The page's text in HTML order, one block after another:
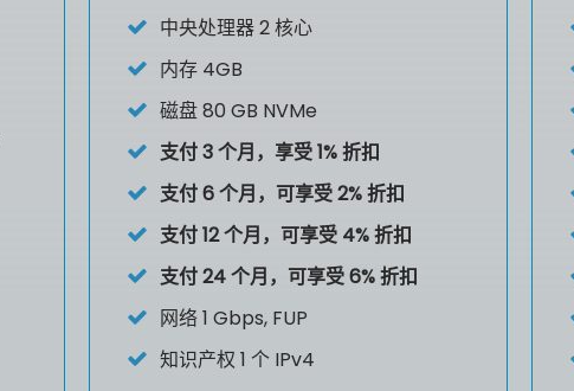
中央处理器2 核心
内存 4GB
磁盘80 GB NVMe
支付 3 个月，享受 1% 折扣
支付 6 个月，可享受 2% 折扣
支付 12 个月，可享受 4% 折扣
支付 24 个月，可享受 6% 折扣
网络 1 Gbps, FUP
知识产权1 个 IPv4